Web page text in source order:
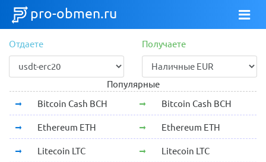
pro-obmen.ru
Отдаете Получаете
Популярные
Bitcoin Cash BCH
Bitcoin Cash BCH
Ethereum ETH Ethereum ETH
Litecoin LTC Litecoin LTC